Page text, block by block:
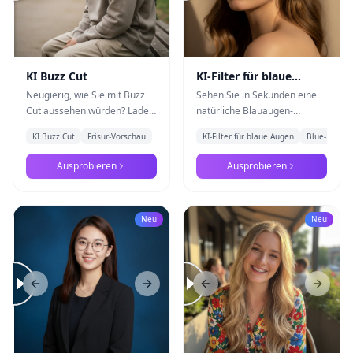
KI Buzz Cut
Neugierig, wie Sie mit Buzz
Cut aussehen würden? Laden
erhalten Sie eine realistische
KI-Vorschau von Nano
Banana Pro
KI Buzz Cut Frisur-Vorschau
Ausprobieren
KI-Filter für blaue
Augen
Sehen Sie in Sekunden eine
natürliche Blauaugen-
hoch und testen Sie den KI-
Augenfarbenwechsel mit
Nano Banana Pro
KI-Filter für blaue Augen Blue-Eye-
Ausprobieren
Neu
Previous slide Next slide
Neu
Previous slide Next